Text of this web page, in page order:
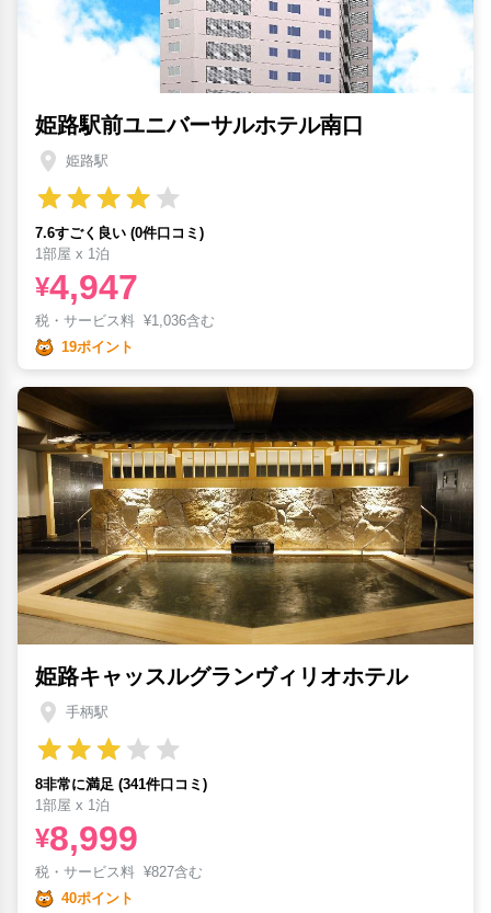
姫路駅前ユニバーサルホテル南口
姫路駅
7.6すごく良い (0件口コミ)
1部屋 x 1泊
¥4,947
税・サービス料 ¥1,036含む
19ポイント
姫路キャッスルグランヴィリオホテル
手柄駅
8非常に満足 (341件口コミ)
1部屋 x 1泊
¥8,999
税・サービス料 ¥827含む
40ポイント